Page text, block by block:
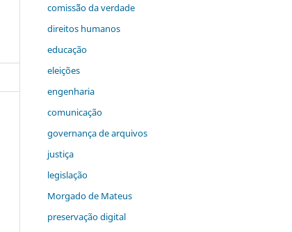
comiss˜ão da verdade
direitos humanos
educação
eleições
engenharia
comunicação
governança de arquivos
justiça
legislação
Morgado de Mateus
preservação digital